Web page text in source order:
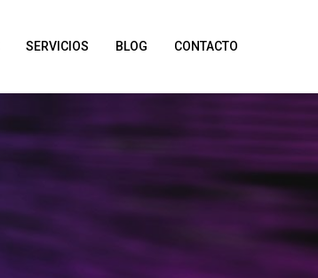
SERVICIOS BLOG CONTACTO